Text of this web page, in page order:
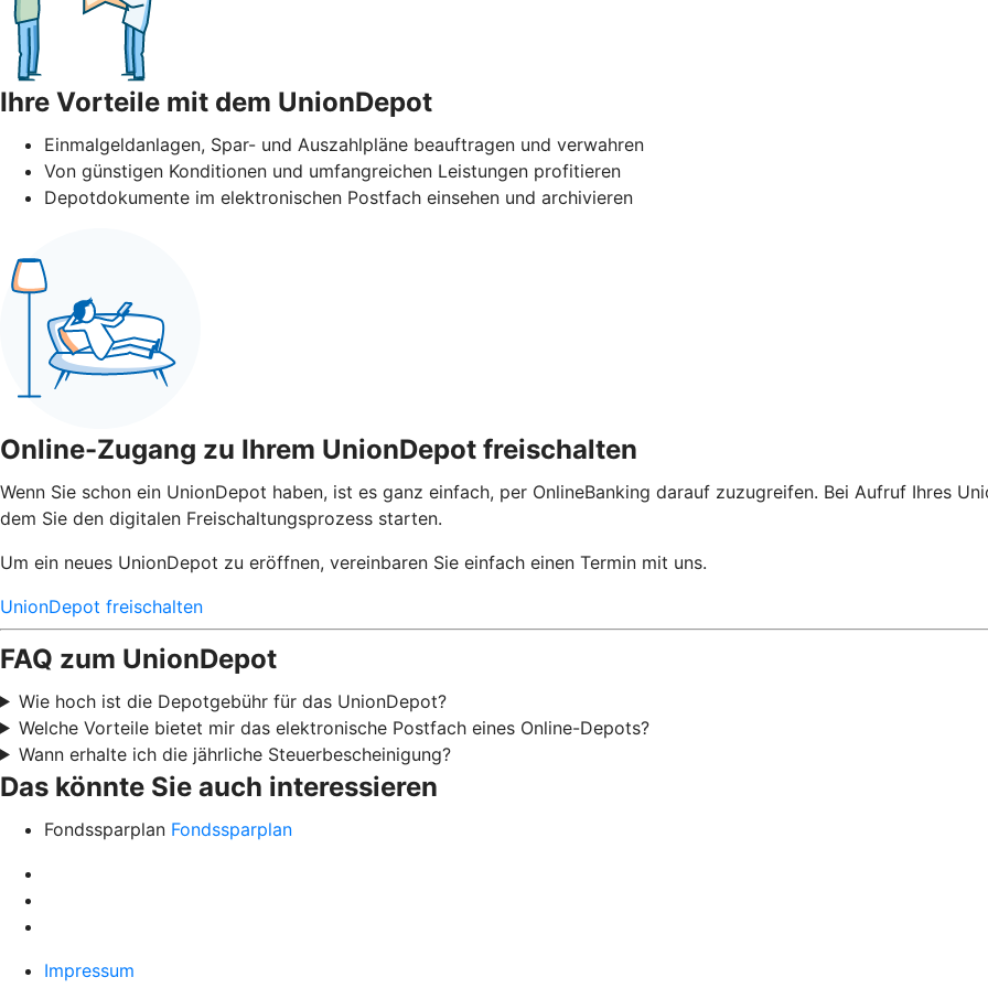
Ihre Vorteile mit dem UnionDepot
Einmalgeldanlagen, Spar- und Auszahlpläne beauftragen und verwahren
Von günstigen Konditionen und umfangreichen Leistungen profitieren
Depotdokumente im elektronischen Postfach einsehen und archivieren
Online-Zugang zu Ihrem UnionDepot freischalten
Wenn Sie schon ein UnionDepot haben, ist es ganz einfach, per OnlineBanking darauf zuzugreifen. Bei Aufruf Ihres
dem Sie den digitalen Freischaltungsprozess starten.
Um ein neues UnionDepot zu eröffnen, vereinbaren Sie einfach einen Termin mit uns.
UnionDepot freischalten
FAQ zum UnionDepot
Wie hoch ist die Depotgebühr für das UnionDepot?
Welche Vorteile bietet mir das elektronische Postfach eines Online-Depots?
Wann erhalte ich die jährliche Steuerbescheinigung?
Das könnte Sie auch interessieren
Fondssparplan Fondssparplan
Impressum